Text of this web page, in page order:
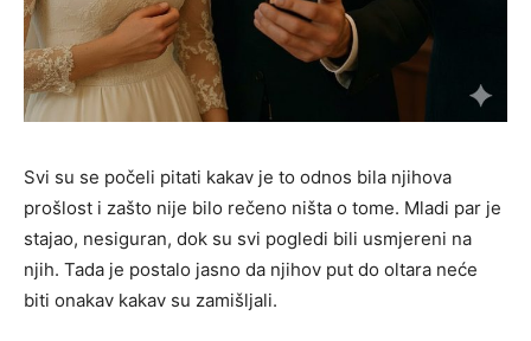
Svi su se počeli pitati kakav je to odnos bila njihova
prošlost i zašto nije bilo rečeno ništa o tome. Mladi par je
stajao, nesiguran, dok su svi pogledi bili usmjereni na
njih. Tada je postalo jasno da njihov put do oltara neće
biti onakav kakav su zamišljali.